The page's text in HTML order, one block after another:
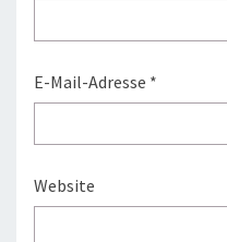
E-Mail-Adresse *
Website